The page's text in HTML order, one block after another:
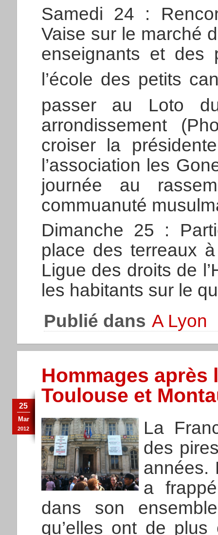
Samedi 24 :
Vaise sur le marché
enseignants et des
l’école des petits
passer au Loto
arrondissement
croiser la
l’association les
journée au
commuanuté
Dimanche 25 :
place des terreaux
Ligue des droits de
les habitants sur le
Publié dans A Lyon
Hommages après
Toulouse et
25
Mar
2012
La
des
années.
a
dans son
qu’elles ont de